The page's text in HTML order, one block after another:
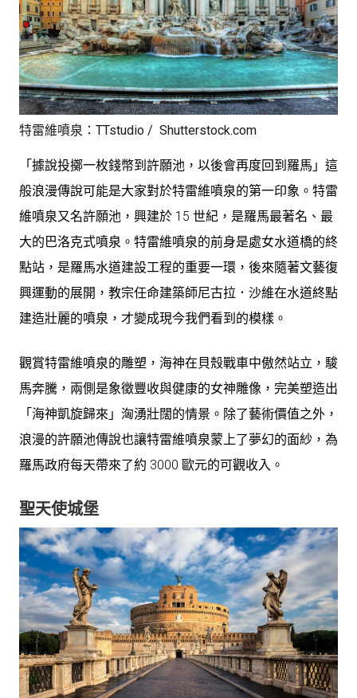
特雷維噴泉：TTstudio / Shutterstock.com
「據說投擲一枚錢幣到許願池，以後會再度回到羅馬」這
般浪漫傳說可能是大家對於特雷維噴泉的第一印象。特雷
維噴泉又名許願池，興建於 15 世紀，是羅馬最著名、最
大的巴洛克式噴泉。特雷維噴泉的前身是處女水道橋的終
點站，是羅馬水道建設工程的重要一環，後來隨著文藝復
興運動的展開，教宗任命建築師尼古拉．沙維在水道終點
建造壯麗的噴泉，才變成現今我們看到的模樣。
觀賞特雷維噴泉的雕塑，海神在貝殼戰車中傲然站立，駿
馬奔騰，兩側是象徵豐收與健康的女神雕像，完美塑造出
「海神凱旋歸來」洶湧壯闊的情景。除了藝術價值之外，
浪漫的許願池傳說也讓特雷維噴泉蒙上了夢幻的面紗，為
羅馬政府每天帶來了約 3000 歐元的可觀收入。
聖天使城堡